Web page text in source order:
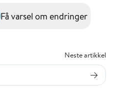
Få varsel om endringer
Neste artikkel